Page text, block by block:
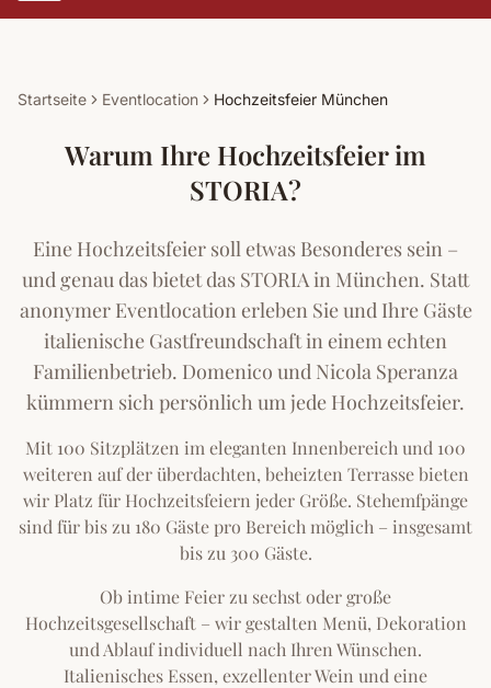
Startseite Eventlocation Hochzeitsfeier München
Warum Ihre Hochzeitsfeier im
STORIA?
Eine Hochzeitsfeier soll etwas Besonderes sein –
und genau das bietet das STORIA in München. Statt
anonymer Eventlocation erleben Sie und Ihre Gäste
italienische Gastfreundschaft in einem echten
Familienbetrieb. Domenico und Nicola Speranza
kümmern sich persönlich um jede Hochzeitsfeier.
Mit 100 Sitzplätzen im eleganten Innenbereich und 100
weiteren auf der überdachten, beheizten Terrasse bieten
wir Platz für Hochzeitsfeiern jeder Größe. Stehemfpänge
sind für bis zu 180 Gäste pro Bereich möglich – insgesamt
bis zu 300 Gäste.
Ob intime Feier zu sechst oder große
Hochzeitsgesellschaft – wir gestalten Menü, Dekoration
und Ablauf individuell nach Ihren Wünschen.
Italienisches Essen, exzellenter Wein und eine